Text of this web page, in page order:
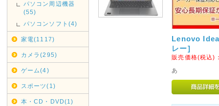
パソコン周辺機器
(55)
パソコンソフト(4)
家電(1117)
カメラ(295)
ゲーム(4)
スポーツ(1)
本・CD・DVD(1)
GW中は休業日が増えておりま
さい。
休業日は完全休業となります
お急ぎの方は、早めのご入金
11/17(土)は店休日とさせてい
Lenovo
レー]
販売価格(税込)
あ